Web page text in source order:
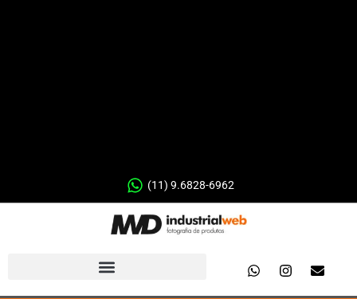
(11) 9.6828-6962